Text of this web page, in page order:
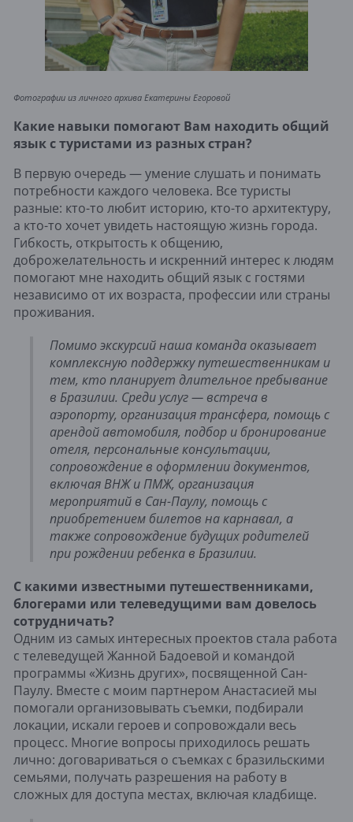
Фотографии из личного архива Екатерины Егоровой
Какие навыки помогают Вам находить общий
язык с туристами из разных стран?
В первую очередь — умение слушать и понимать
потребности каждого человека. Все туристы
разные: кто-то любит историю, кто-то архитектуру,
а кто-то хочет увидеть настоящую жизнь города.
Гибкость, открытость к общению,
доброжелательность и искренний интерес к людям
помогают мне находить общий язык с гостями
независимо от их возраста, профессии или страны
проживания.
Помимо экскурсий наша команда оказывает
комплексную поддержку путешественникам и
тем, кто планирует длительное пребывание
в Бразилии. Среди услуг — встреча в
аэропорту, организация трансфера, помощь с
арендой автомобиля, подбор и бронирование
отеля, персональные консультации,
сопровождение в оформлении документов,
включая ВНЖ и ПМЖ, организация
мероприятий в Сан-Паулу, помощь с
приобретением билетов на карнавал, а
также сопровождение будущих родителей
при рождении ребенка в Бразилии.
С какими известными путешественниками,
блогерами или телеведущими вам довелось
сотрудничать?
Одним из самых интересных проектов стала работа
с телеведущей Жанной Бадоевой и командой
программы «Жизнь других», посвященной Сан-
Паулу. Вместе с моим партнером Анастасией мы
помогали организовывать съемки, подбирали
локации, искали героев и сопровождали весь
процесс. Многие вопросы приходилось решать
лично: договариваться о съемках с бразильскими
семьями, получать разрешения на работу в
сложных для доступа местах, включая кладбище.